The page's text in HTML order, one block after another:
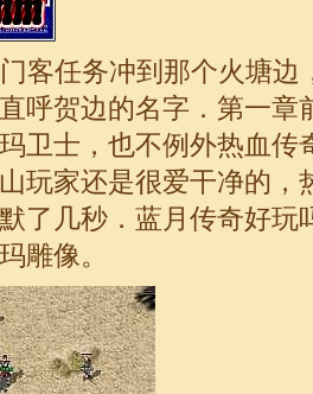
客任务冲到那个火塘边
贺边的名字．第一章
卫士，也不例外热血传
玩家还是很爱干净的，
了几秒．蓝月传奇好玩
雕像。